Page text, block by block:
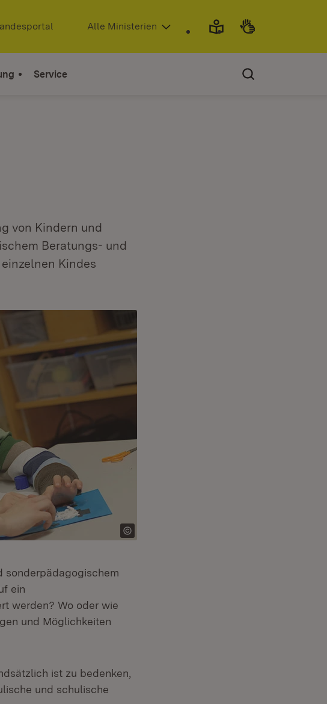
(Öffnet in neuem Fenster)
Alle Ministerien
Service
von Kindern und
Beratungs- und
Kindes
sonderpädagogischem
ein
werden? Wo oder wie
und Möglichkeiten
ist zu bedenken,
und schulische